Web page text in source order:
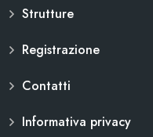
Strutture
Registrazione
Contatti
Informativa privacy